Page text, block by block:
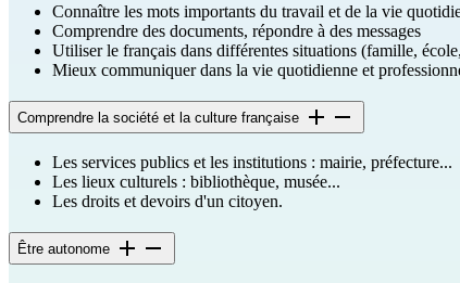
Connaître les mots importants du travail et de la vie
Comprendre des documents, répondre à des messages
Utiliser le français dans différentes situations (famille,
Mieux communiquer dans la vie quotidienne et
Comprendre la société et la culture française
Les services publics et les institutions : mairie, préfecture...
Les lieux culturels : bibliothèque, musée...
Les droits et devoirs d'un citoyen.
Être autonome